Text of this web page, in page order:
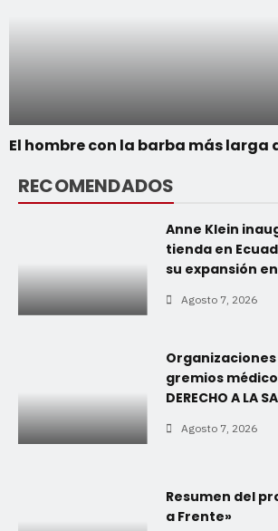
El hombre con la barba más larga
RECOMENDADOS
Anne Klein
tienda en
su expansión
Agosto 7, 2026
gremios
DERECHO A LA
Agosto 7, 2026
Resumen del
a Frente»